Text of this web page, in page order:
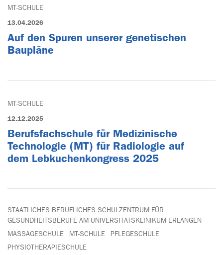
MT-SCHULE
13.04.2026
Auf den Spuren unserer genetischen
Baupläne
MT-SCHULE
12.12.2025
Berufsfachschule für Medizinische
Technologie (MT) für Radiologie auf
dem Lebkuchenkongress 2025
STAATLICHES BERUFLICHES SCHULZENTRUM FÜR
GESUNDHEITSBERUFE AM UNIVERSITÄTSKLINIKUM ERLANGEN
MASSAGESCHULE
MT-SCHULE
PFLEGESCHULE
PHYSIOTHERAPIESCHULE